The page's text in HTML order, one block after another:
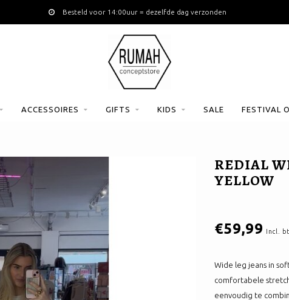
Besteld voor 14:00uur = dezelfde dag verzonden
ACCESSOIRES GIFTS KIDS SALE FESTIVAL
REDIAL
YELLOW
€59,99 Incl.
Wide leg jeans in
comfortabele
eenvoudig te